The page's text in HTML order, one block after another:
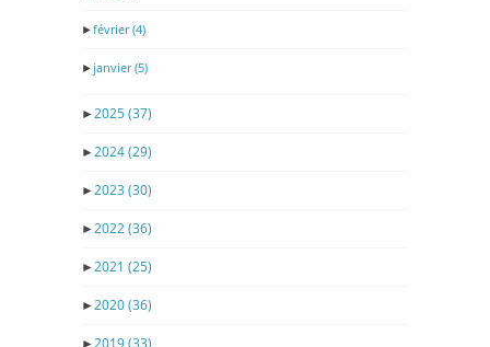
►février(4)
► janvier(5)
►2025(37)
►2024(29)
►2023 (30)
►2022(36)
►2021 (25)
►2020(36)
►2019(33)